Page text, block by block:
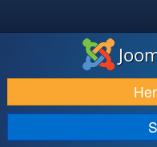
DOWNLOAD & ERWEITERN
ENTDECKEN & LERNEN
COMMUNITY & SUPPORT